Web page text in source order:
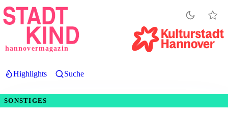
Direkt
zum
hannovermagazin
Highlights Suche
SONSTIGES